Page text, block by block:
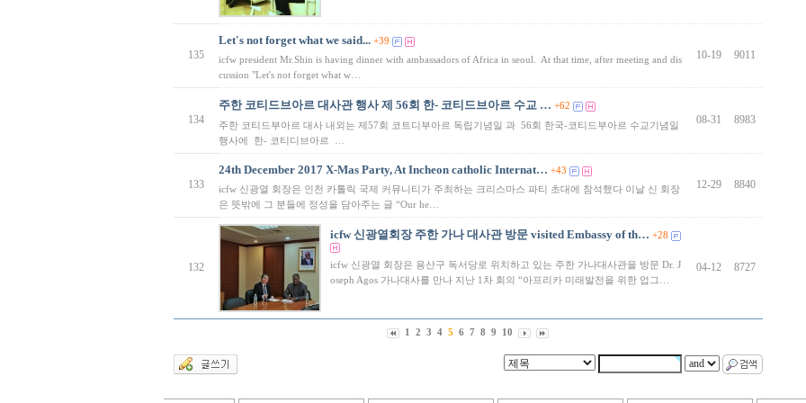
135
Let's not forget what we said... +39
icfw president Mr.Shin is having dinner with ambassadors of Africa in seoul. At that time, after meeting and dis
cussion "Let's not forget what w…
10-19 9011
134
주한 코티드브아르 대사관 행사 제 56회 한- 코티드브아르 수교 … +62
주한 코티드부아르 대사 내외는 제57회 코트디부아르 독립기념일 과 56회 한국-코티드부아르 수교기념일
행사에 한- 코티디브아르 …
08-31 8983
133
24th December 2017 X-Mas Party, At Incheon catholic Internat… +43
icfw 신광열 회장은 인천 카톨릭 국제 커뮤니티가 주최하는 크리스마스 파티 초대에 참석했다 이날 신 회장
은 뜻밖에 그 분들에 정성을 담아주는 글 “Our he…
12-29 8840
132
icfw 신광열회장 주한 가나 대사관 방문 visited Embassy of th… +28
icfw 신광열 회장은 용산구 독서당로 위치하고 있는 주한 가나대사관을 방문 Dr. J
oseph Agos 가나대사를 만나 지난 1차 회의 “아프리카 미래발전을 위한 업그…
04-12 8727
1 2 3 4 5 6 7 8 9 10